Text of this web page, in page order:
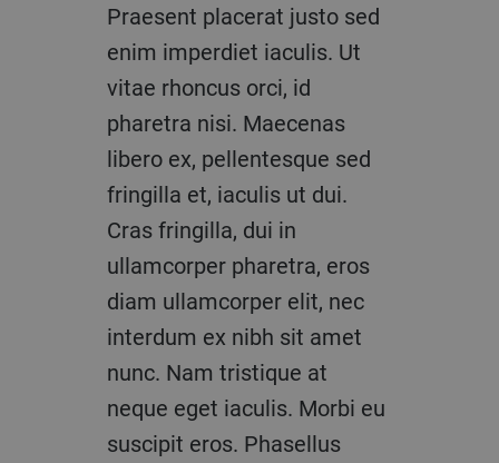
Praesent placerat justo sed
enim imperdiet iaculis. Ut
vitae rhoncus orci, id
pharetra nisi. Maecenas
libero ex, pellentesque sed
fringilla et, iaculis ut dui.
Cras fringilla, dui in
ullamcorper pharetra, eros
diam ullamcorper elit, nec
interdum ex nibh sit amet
nunc. Nam tristique at
neque eget iaculis. Morbi eu
suscipit eros. Phasellus
Praesent placerat justo sed
enim imperdiet iaculis. Ut
vitae rhoncus orci, id
pharetra nisi. Maecenas
libero ex, pellentesque sed
fringilla et, iaculis ut dui.
Cras fringilla, dui in
ullamcorper pharetra, eros
diam ullamcorper elit, nec
interdum ex nibh sit amet
nunc. Nam tristique at
neque eget iaculis. Morbi eu
suscipit eros. Phasellus
Praesent placerat justo sed
enim imperdiet iaculis. Ut
vitae rhoncus orci, id
pharetra nisi. Maecenas
libero ex, pellentesque sed
fringilla et, iaculis ut dui.
Cras fringilla, dui in
ullamcorper pharetra, eros
diam ullamcorper elit, nec
interdum ex nibh sit amet
nunc. Nam tristique at
neque eget iaculis. Morbi eu
suscipit eros. Phasellus